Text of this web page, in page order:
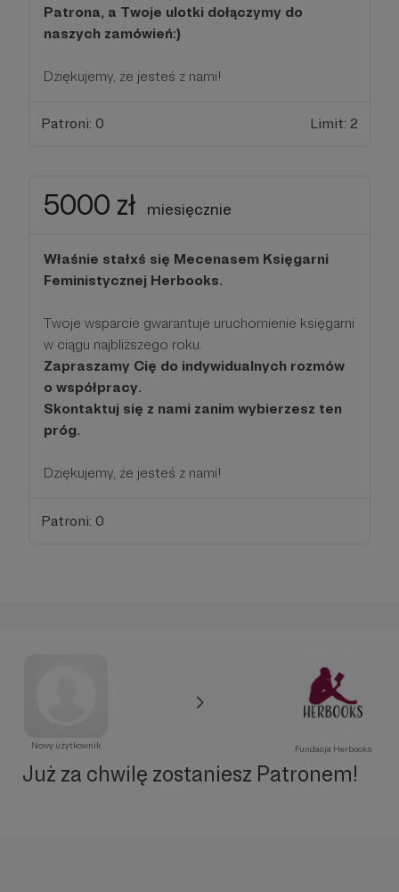
Patrona, a Twoje ulotki dołączymy do
naszych zamówień:)
Dziękujemy, że jesteś z nami!
Patroni: 0 Limit: 2
5000 zł miesięcznie
Właśnie stałxś się Mecenasem Księgarni
Feministycznej Herbooks.
Twoje wsparcie gwarantuje uruchomienie księgarni
w ciągu najbliższego roku.
Zapraszamy Cię do indywidualnych rozmów
o współpracy.
Skontaktuj się z nami zanim wybierzesz ten
próg.
Dziękujemy, że jesteś z nami!
Patroni: 0
Nowy użytkownik Fundacja Herbooks
Już za chwilę zostaniesz Patronem!